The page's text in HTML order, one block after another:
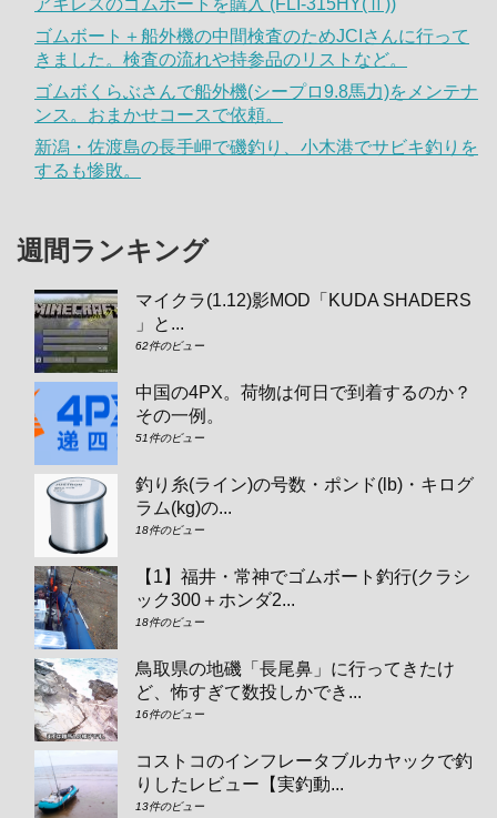
アキレスのゴムボートを購入 (FLI-315HY(Ⅱ))
ゴムボート＋船外機の中間検査のためJCIさんに行って
きました。検査の流れや持参品のリストなど。
ゴムボくらぶさんで船外機(シープロ9.8馬力)をメンテナ
ンス。おまかせコースで依頼。
新潟・佐渡島の長手岬で磯釣り、小木港でサビキ釣りを
するも惨敗。
週間ランキング
マイクラ(1.12)影MOD「KUDA SHADERS
」と...
62件のビュー
中国の4PX。荷物は何日で到着するのか？
その一例。
51件のビュー
釣り糸(ライン)の号数・ポンド(lb)・キログ
ラム(kg)の...
18件のビュー
【1】福井・常神でゴムボート釣行(クラシ
ック300＋ホンダ2...
18件のビュー
鳥取県の地磯「長尾鼻」に行ってきたけ
ど、怖すぎて数投しかでき...
16件のビュー
コストコのインフレータブルカヤックで釣
りしたレビュー【実釣動...
13件のビュー